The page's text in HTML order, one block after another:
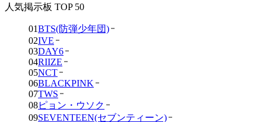
人気掲示板 TOP 50
01BTS(防弾少年団)
02IVE
03DAY6
04RIIZE
05NCT
06BLACKPINK
07TWS
08ピョン・ウソク
09SEVENTEEN(セブンティーン)